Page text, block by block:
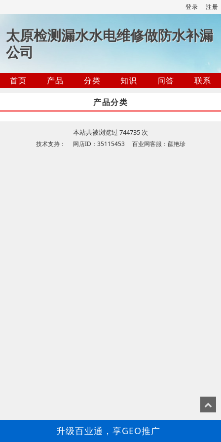
登录 注册
太原检测漏水水电维修做防水补漏
公司
首页 产品 分类 知识 问答
联系
产品分类
本站共被浏览过 744735 次
技术支持： 网店ID：35115453 百业网客服：颜艳珍
升级百业通，享GEO推广